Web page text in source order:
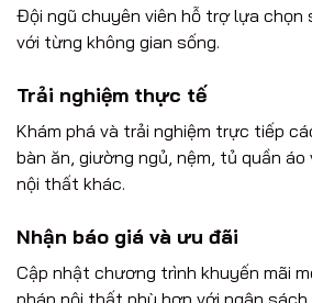
Đội ngũ chuyên viên hỗ trợ lựa chọn
với từng không gian sống.
Trải nghiệm thực tế
Khám phá và trải nghiệm trực tiếp
bàn ăn, giường ngủ, nệm, tủ quần áo
nội thất khác.
Nhận báo giá và ưu đãi
Cập nhật chương trình khuyến mãi
pháp nội thất phù hợp với ngân sách.